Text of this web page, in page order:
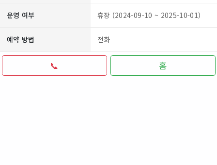
운영 여부 휴장 (2024-09-10 ~ 2025-10-01)
예약 방법 전화
📞 홈